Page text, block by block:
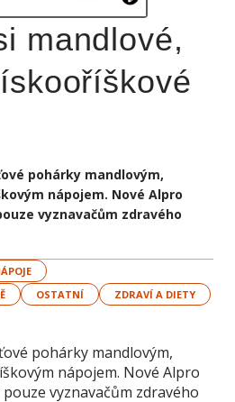
mandlové,
pohárky mandlovým,
nápojem. Nové Alpro
vyznavačům zdravého
OSTATNÍ ZDRAVÍ A DIETY
pohárky mandlovým,
nápojem. Nové Alpro
vyznavačům zdravého